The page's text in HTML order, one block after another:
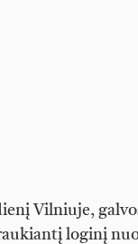
Vilniuje,
loginį